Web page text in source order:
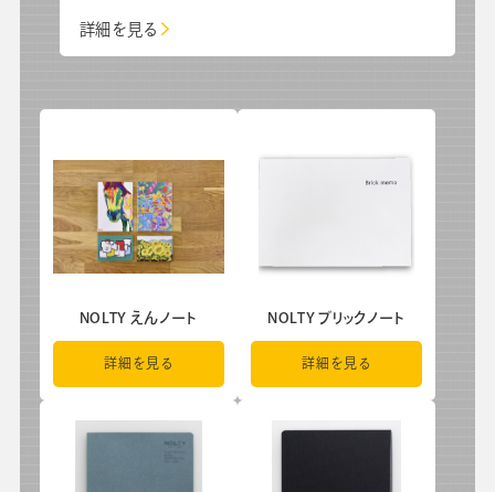
詳細を見る
NOLTY えんノート
詳細を見る
NOLTY ブリックノート
詳細を見る